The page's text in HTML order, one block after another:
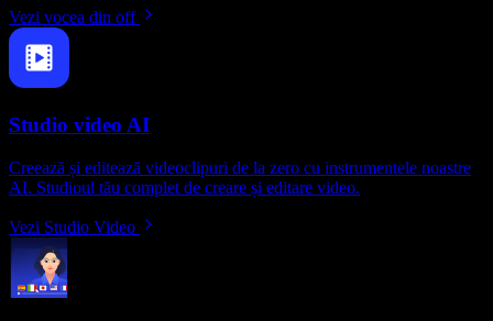
Vezi vocea din off
Studio video AI
Creează și editează videoclipuri de la zero cu instrumentele noastre
AI. Studioul tău complet de creare și editare video.
Vezi Studio Video